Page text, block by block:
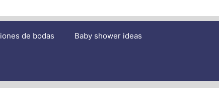
de bodas Baby shower ideas